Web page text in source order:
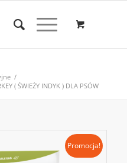
/
( ŚWIEŻY INDYK ) DLA PSÓW
Promocja!